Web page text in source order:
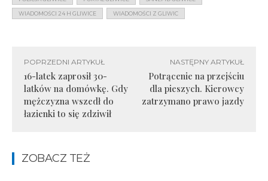
WIADOMOŚCI 24 H GLIWICE WIADOMOŚCI Z GLIWIC
POPRZEDNI ARTYKUŁ
16-latek zaprosił 30-
latków na domówkę. Gdy
mężczyzna wszedł do
łazienki to się zdziwił
NASTĘPNY ARTYKUŁ
Potrącenie na przejściu
dla pieszych. Kierowcy
zatrzymano prawo jazdy
ZOBACZ TEŻ